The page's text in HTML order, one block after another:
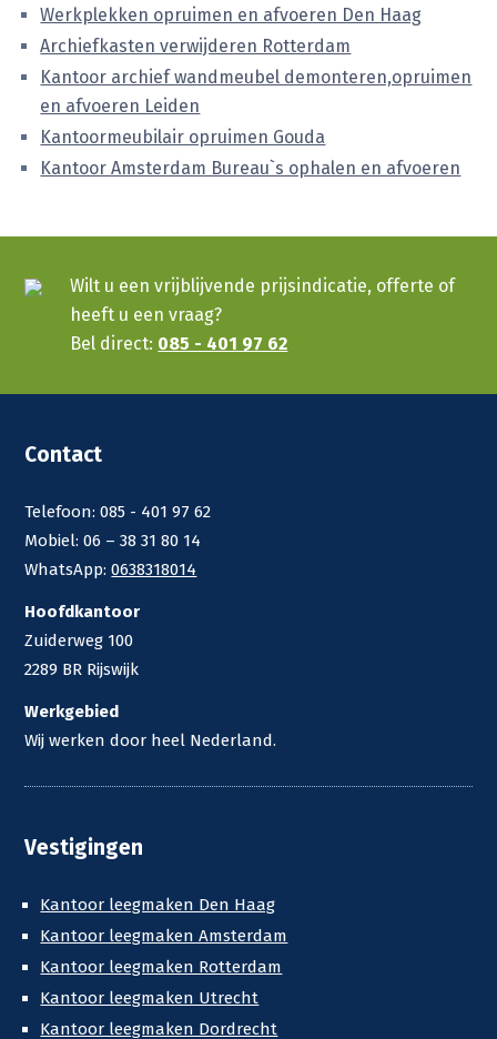
Werkplekken opruimen en afvoeren Den Haag
Archiefkasten verwijderen Rotterdam
Kantoor archief wandmeubel demonteren,opruimen
en afvoeren Leiden
Kantoormeubilair opruimen Gouda
Kantoor Amsterdam Bureau`s ophalen en afvoeren
Wilt u een vrijblijvende prijsindicatie, offerte of
heeft u een vraag?
Bel direct: 085 - 401 97 62
Contact
Telefoon: 085 - 401 97 62
Mobiel: 06 – 38 31 80 14
WhatsApp:0638318014
Hoofdkantoor
Zuiderweg 100
2289 BR Rijswijk
Werkgebied
Wij werken door heel Nederland.
Vestigingen
Kantoor leegmaken Den Haag
Kantoor leegmaken Amsterdam
Kantoor leegmaken Rotterdam
Kantoor leegmaken Utrecht
Kantoor leegmaken Dordrecht